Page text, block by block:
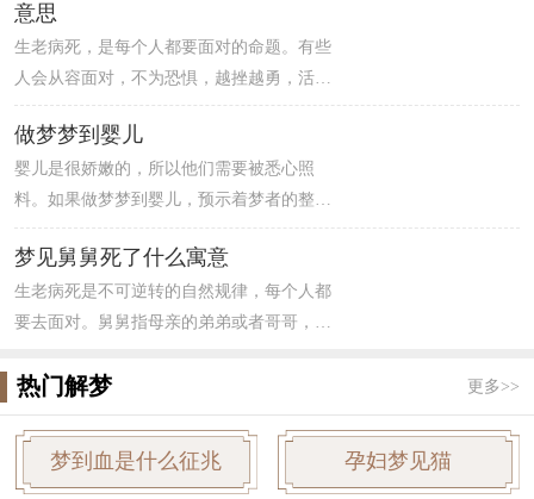
你以前熟悉的地方或者老朋友之中去，然
而，你也知道这是不可能的。
意思
生老病死，是每个人都要面对的命题。有些
人会从容面对，不为恐惧，越挫越勇，活出
精彩灿烂的一生，而有的人一蹶不振，停滞
不前。据统计，地球上每秒就有1.8人死亡,其
中有认识的和不认识的。梦见不认识的女人
死了，暗示梦者会有一些孤单无助的情绪。
如果出现意外状况，只要保持稳定的心情，
不受到周围人士的干扰即可。另外，也可能
暗示梦者体质有偏弱的倾向，精神消沉，容
易出现胃口改变或胃部消化功能不佳。
做梦梦到婴儿
婴儿是很娇嫩的，所以他们需要被悉心照
料。如果做梦梦到婴儿，预示着梦者的整体
运势还算不错，你在事业上会有好的机遇，
可考虑跳槽。而且你的恋爱运很好，容易邂
逅到真心相爱之人，但要节约开支，花钱不
能大手大脚，如果不为以后做打算，那可能
梦见舅舅死了什么寓意
生老病死是不可逆转的自然规律，每个人都
要去面对。舅舅指母亲的弟弟或者哥哥，逢
了，预示近期会有意想不到的幸运来临，之
前随便应征的有奖征答，极有可能中奖，自
己可以周游世界，提前要有心理准备，避免
到时慌张不知所措。
热门解梦 更多>>
梦到血是什么征兆 孕妇梦见猫